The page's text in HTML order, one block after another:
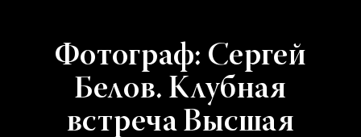
Фотограф: Сергей
Белов. Клубная
встреча Высшая